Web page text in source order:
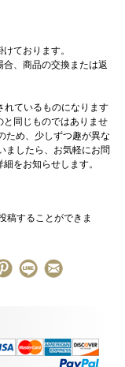
ております。
、商品の交換または返
ているものになります
同じものではありませ
ため、少しずつ趣が異な
ましたら、お気軽にお問
をお知らせします。
稿することができま